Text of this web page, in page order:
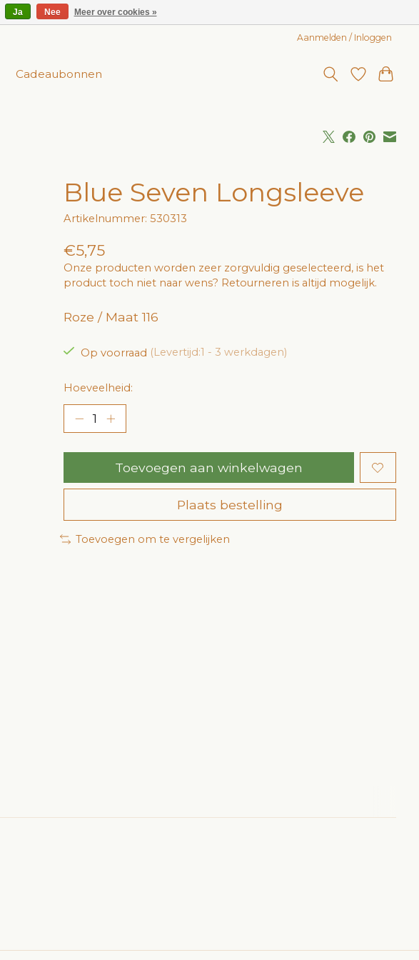
Aanmelden / Inloggen
Cadeaubonnen
Blue Seven Longsleeve
Artikelnummer: 530313
€5,75
Onze producten worden zeer zorgvuldig geselecteerd, is het
product toch niet naar wens? Retourneren is altijd mogelijk.
Roze / Maat 116
Op voorraad (Levertijd:1 - 3 werkdagen)
Hoeveelheid:
Toevoegen aan winkelwagen
Plaats bestelling
Toevoegen om te vergelijken
Ja Nee Meer over cookies »